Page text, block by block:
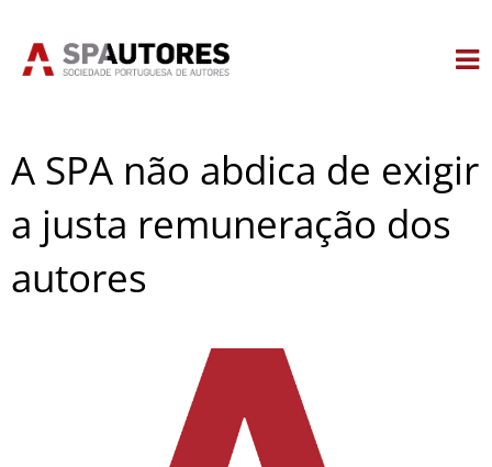
A SPA não abdica de exigir
a justa remuneração dos
autores